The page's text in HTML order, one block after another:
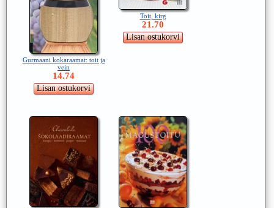
Gurmaani kokaraamat: toit ja
vein
14.74
Toit, kirg
21.70